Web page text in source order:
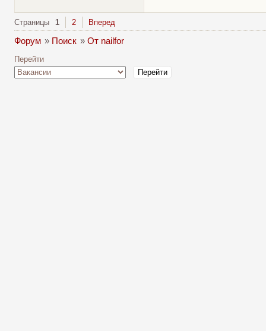
Страницы 1 2 Вперед
Форум » Поиск » От nailfor
Перейти